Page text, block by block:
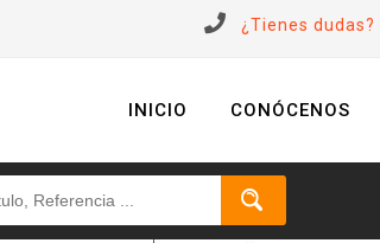
¿Tienes dudas?
INICIO CONÓCENOS